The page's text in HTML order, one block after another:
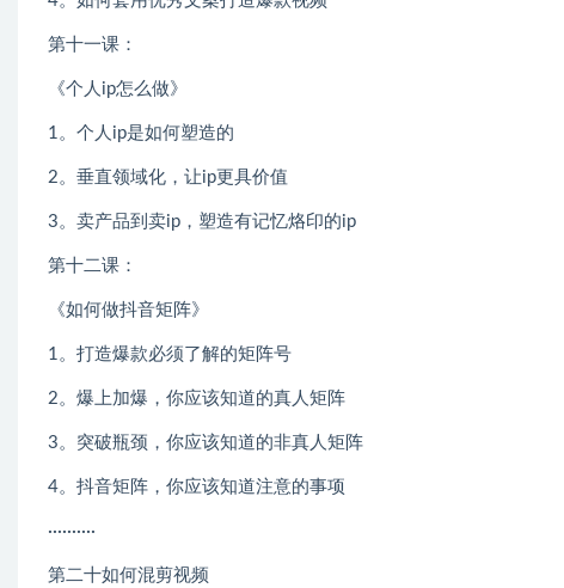
第十一课：
《个人ip怎么做》
1。个人ip是如何塑造的
2。垂直领域化，让ip更具价值
3。卖产品到卖ip，塑造有记忆烙印的ip
第十二课：
《如何做抖音矩阵》
1。打造爆款必须了解的矩阵号
2。爆上加爆，你应该知道的真人矩阵
3。突破瓶颈，你应该知道的非真人矩阵
4。抖音矩阵，你应该知道注意的事项
··········
第二十如何混剪视频